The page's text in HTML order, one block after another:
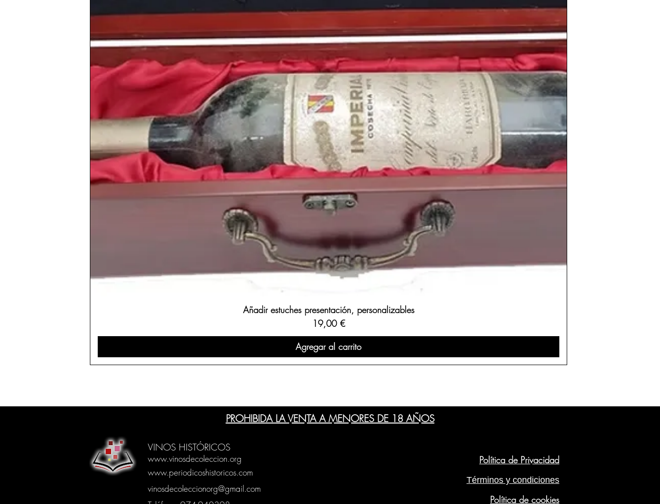
panorama futbolístico español. Por otra parte, elReal Madrid
su primera Copa de
Europa.
Uno de los grupos que triunfaba en medio mundo en los 80
eraU2, los cuales lanzaron ese año1987uno de sus mejores
discos según la crítica;The Joshua Tree. Tras el lanzamiento
pasaron con su gira por España aquelverano de 1987, siendo
su
primer concierto en nuestro paísy congregando hasta 135
000 personas en el Santiago Bernabeu.
1987 es elaño de nacimiento
de personas tan relevantes
como la leyenda del fútbol
Leo Messi Cristina Pedroche, el
actor inglésTom Felton , el futbolista Gerard Piqué
, la actriz
Blanca Suarez
, el actor estadounidenseEvans Peters
, el
futbolista uruguayoLuis Suárez, la actriz estadounidense
Blake Livelyo el futbolista francésKarim Benzema.
Puedes encontrar una amplia selección de
de distintas nacionalidades, regiones y
perfectamente conservados en nuestras
: https://www.periodicoshistoricos.com/vinos-antiguos
Añadir estuches presentación, personalizables
Precio
19,00 €
Agregar al carrito
PROHIBIDA LA VENTA A MENORES DE 18 AÑOS
VINOS HISTÓRICOS
www.vinosdecoleccion.org
www.periodicoshistoricos.com
vinosdecoleccionorg@gmail.com
Política de Privacidad
Términos y condiciones
Política de cookies